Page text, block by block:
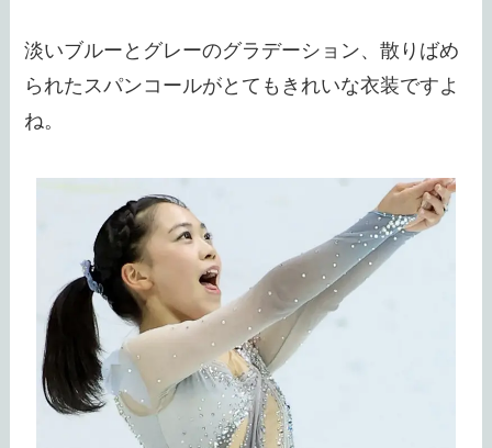
淡いブルーとグレーのグラデーション、散りばめ
られたスパンコールがとてもきれいな衣装ですよ
ね。